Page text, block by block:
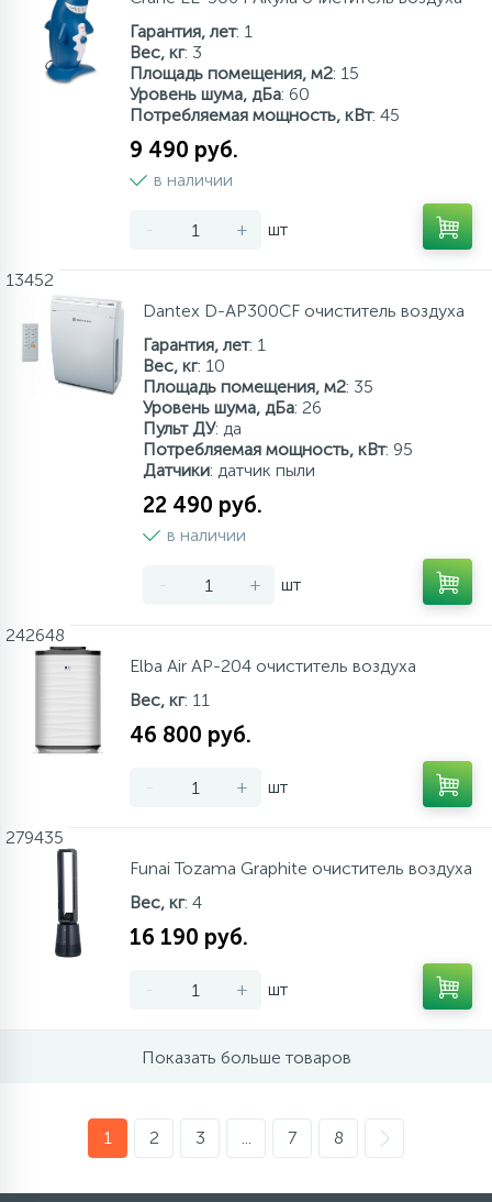
Гарантия, лет: 1
Вес, кг: 3
Площадь помещения, м2: 15
Уровень шума, дБа: 60
Потребляемая мощность, кВт: 45
9 490 руб.
в наличии
- + шт
13452
Dantex D-AP300CF очиститель воздуха
Гарантия, лет: 1
Вес, кг: 10
Площадь помещения, м2: 35
Уровень шума, дБа: 26
Пульт ДУ: да
Потребляемая мощность, кВт: 95
Датчики: датчик пыли
22 490 руб.
в наличии
- + шт
242648
Elba Air AP-204 очиститель воздуха
Вес, кг: 11
46 800 руб.
- + шт
279435
Funai Tozama Graphite очиститель воздуха
Вес, кг: 4
16 190 руб.
- + шт
Показать больше товаров
1 2 3 ... 7 8